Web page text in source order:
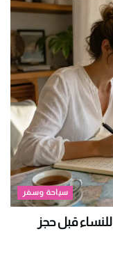
سياحة وسفر
قبل حجز